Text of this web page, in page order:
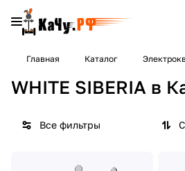
Главная Каталог
WHITE SIBERIA в
Все фильтры